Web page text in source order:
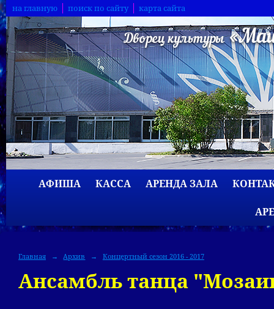
на главную поиск по сайту карта сайта
АФИША КАССА АРЕНДА ЗАЛА
Главная → Архив → Концертный сезон 2016 - 2017
Ансамбль танца